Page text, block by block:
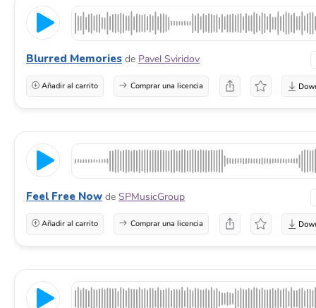
Blurred Memories de Pavel Sviridov
Añadir al carrito Comprar una licencia
Feel Free Now de SPMusicGroup
Añadir al carrito Comprar una licencia